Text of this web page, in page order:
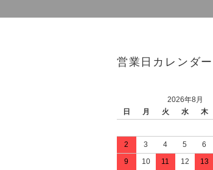
営業日カレンダー
2026年8月
日
月 火 水 木
2
3 4 5 6
9
10 11 12 13